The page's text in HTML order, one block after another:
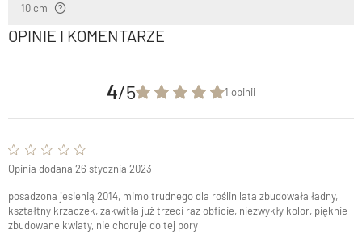
10 cm
OPINIE I KOMENTARZE
4/5 1 opinii
posadzona jesienią 2014, mimo trudnego dla roślin lata zbudowała ładny,
kształtny krzaczek, zakwitła już trzeci raz obficie, niezwykły kolor, pięknie
zbudowane kwiaty, nie choruje do tej pory
Opinia dodana 26 stycznia 2023